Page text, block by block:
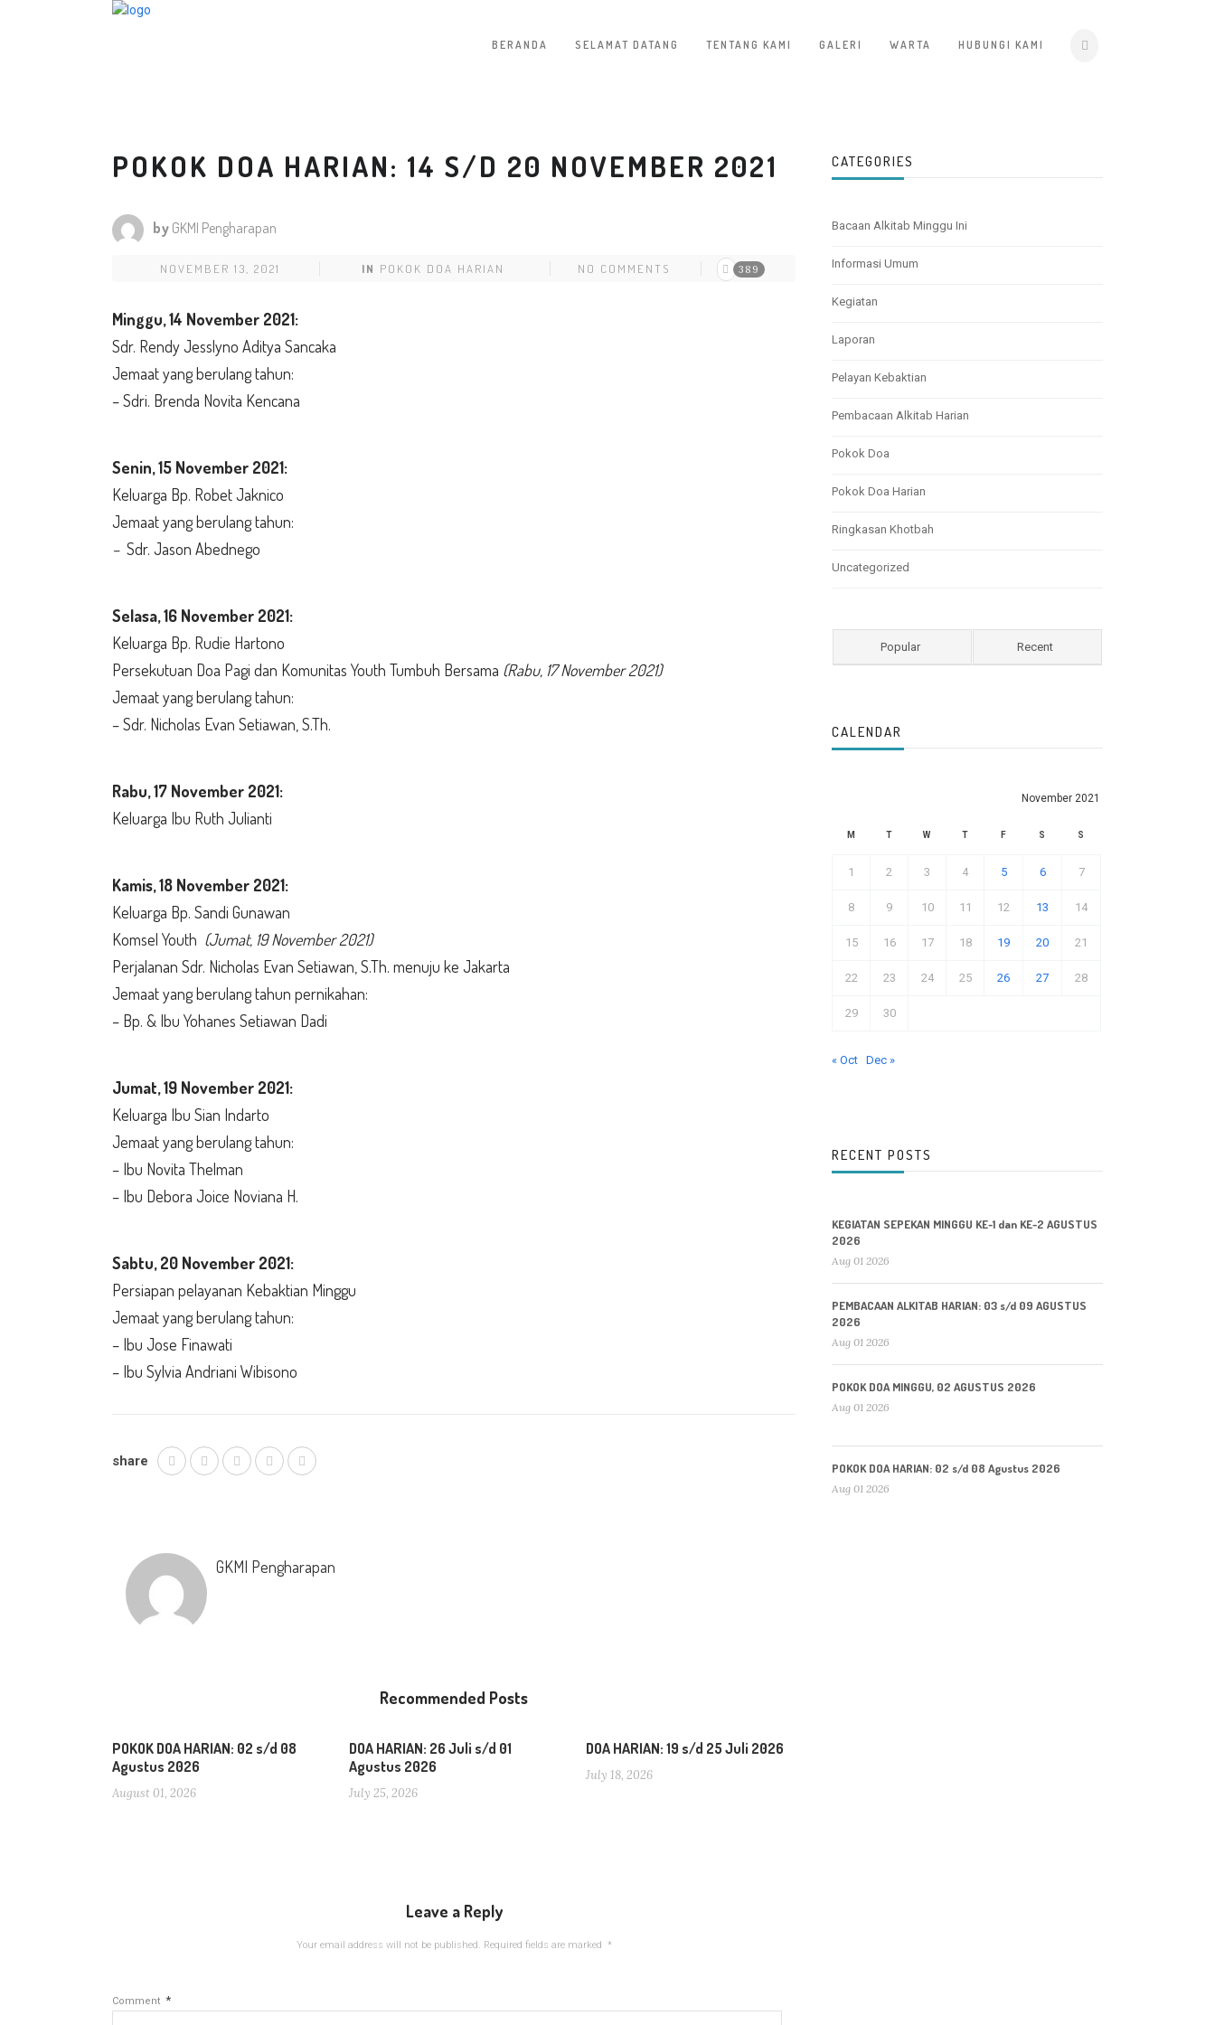
BERANDA SELAMAT DATANG TENTANG KAMI GALERI WARTA HUBUNGI KAMI
POKOK DOA HARIAN: 14 S/D 20 NOVEMBER 2021
by GKMI Pengharapan
NOVEMBER 13, 2021 IN POKOK DOA HARIAN NO COMMENTS 389
Minggu,14 November 2021:
Sdr. Rendy Jesslyno Aditya Sancaka
Jemaat yang berulang tahun:
– Sdri. Brenda Novita Kencana
Senin,15 November 2021:
Keluarga Bp. Robet Jaknico
Jemaat yang berulang tahun:
– Sdr. Jason Abednego
Selasa, 16 November 2021:
Keluarga Bp. Rudie Hartono
Persekutuan Doa Pagi dan Komunitas Youth Tumbuh Bersama (Rabu, 17 November 2021)
Jemaat yang berulang tahun:
– Sdr. Nicholas Evan Setiawan, S.Th.
Rabu,17 November 2021:
Keluarga Ibu Ruth Julianti
Kamis,18 November 2021:
Keluarga Bp. Sandi Gunawan
Komsel Youth (Jumat, 19 November 2021)
Perjalanan Sdr. Nicholas Evan Setiawan, S.Th. menuju ke Jakarta
Jemaat yang berulang tahun pernikahan:
– Bp. & Ibu Yohanes Setiawan Dadi
Jumat,19 November 2021:
Keluarga Ibu Sian Indarto
Jemaat yang berulang tahun:
– Ibu Novita Thelman
– Ibu Debora Joice Noviana H.
Sabtu, 20 November 2021:
Persiapan pelayanan Kebaktian Minggu
Jemaat yang berulang tahun:
– Ibu Jose Finawati
– Ibu Sylvia Andriani Wibisono
share
GKMI Pengharapan
Recommended Posts
POKOK DOA HARIAN: 02 s/d 08
Agustus 2026
August 01, 2026
DOA HARIAN: 26 Juli s/d 01
Agustus 2026
July 25, 2026
DOA HARIAN: 19 s/d 25 Juli 2026
July 18, 2026
Leave a Reply
Your email address will not be published. Required fields are marked *
Comment *
CATEGORIES
Bacaan Alkitab Minggu Ini
Informasi Umum
Kegiatan
Laporan
Pelayan Kebaktian
Pembacaan Alkitab Harian
Pokok Doa
Pokok Doa Harian
Ringkasan Khotbah
Uncategorized
Popular Recent
CALENDAR
November 2021
M T W T F S S
1 2 3 4 5 6 7
8 9 10 11 12 13 14
15 16 17 18 19 20 21
22 23 24 25 26 27 28
29 30
« Oct Dec »
RECENT POSTS
KEGIATAN SEPEKAN MINGGU KE-1 dan KE-2 AGUSTUS
2026
Aug 01 2026
PEMBACAAN ALKITAB HARIAN: 03 s/d 09 AGUSTUS
2026
Aug 01 2026
POKOK DOA MINGGU, 02 AGUSTUS 2026
Aug 01 2026
POKOK DOA HARIAN: 02 s/d 08 Agustus 2026
Aug 01 2026